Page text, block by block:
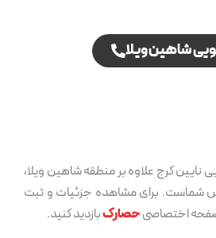
شاهین ویلا
کرج علاوه بر منطقه شاهین ویلا،
شماست. برای مشاهده جزئیات و ثبت
صفحه اختصاصیحصارکبازدید کنید.